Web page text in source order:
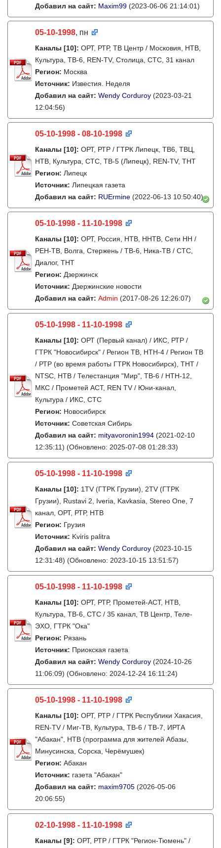
Добавил на сайт: Maxim99 (2023-06-06 21:14:01)
05-10-1998, пн
Каналы [10]: ОРТ, РТР, ТВ Центр / Московия, НТВ,
Культура, ТВ-6, REN-TV, Столица, СТС, 31 канал
Регион: Москва
Источник: Известия. Неделя
Добавил на сайт: Wendy Corduroy (2023-03-21
12:04:56)
05-10-1998 - 08-10-1998
Каналы [10]: ОРТ, РТР / ГТРК Липецк, ТВ6, ТВЦ,
НТВ, Культура, СТС, ТВ-5 (Липецк), REN-TV, ТНТ
Регион: Липецк
Источник: Липецкая газета
Добавил на сайт: RUErmine (2022-06-13 10:50:40)
05-10-1998 - 11-10-1998
Каналы [10]: ОРТ, Россия, НТВ, ННТВ, Сети НН /
РЕН-ТВ, Волга, Стержень / ТВ-6, Ника-ТВ / СТС,
Диалог, ТНТ
Регион: Дзержинск
Источник: Дзержинские новости
Добавил на сайт: Admin (2017-08-26 12:26:07)
05-10-1998 - 11-10-1998
Каналы [10]: ОРТ (Первый канал) / ИКС, РТР /
ГТРК "Новосибирск" / Регион ТВ, НТН-4 / Регион ТВ
/ РТР (во время работы ГТРК Новосибирск), ТНТ /
NTSC, НТВ / Телестанция "Мир", ТВ-6 / НТН-12,
МКС / Прометей АСТ, REN TV / Юни-канал,
Культура / ИКС, СТС
Регион: Новосибирск
Источник: Советская Сибирь
Добавил на сайт: mityavoronin1994 (2021-02-10
12:35:11) (Обновлено: 2025-07-08 01:28:33)
05-10-1998 - 11-10-1998
Каналы [10]: 1TV (ГТРК Грузии), 2TV (ГТРК
Грузии), Rustavi 2, Iveria, Kavkasia, Stereo One, 7
канал, ОРТ, РТР, НТВ
Регион: Грузия
Источник: Kviris palitra
Добавил на сайт: Wendy Corduroy (2023-10-15
12:31:48) (Обновлено: 2023-10-15 13:51:57)
05-10-1998 - 11-10-1998
Каналы [10]: ОРТ, РТР, Прометей-АСТ, НТВ,
Культура, ТВ-6, СТС / 35 канал, ТВ Центр, Теле-
ЭХО, ГТРК "Ока"
Регион: Рязань
Источник: Приокская газета
Добавил на сайт: Wendy Corduroy (2024-10-26
11:06:09) (Обновлено: 2024-12-24 16:11:24)
05-10-1998 - 11-10-1998
Каналы [10]: ОРТ, РТР / ГТРК Республики Хакасия,
REN-TV / Миг-ТВ, Культура, ТВ-6 / ТВ-7, ИРТА
"Абакан", НТВ (программа для жителей Абазы,
Минусинска, Сорска, Черёмушек)
Регион: Абакан
Источник: газета "Абакан"
Добавил на сайт: maxim9705 (2026-05-06
20:06:55)
02-10-1998 - 11-10-1998
Каналы [9]: ОРТ, РТР / ГТРК "Регион-Тюмень" /